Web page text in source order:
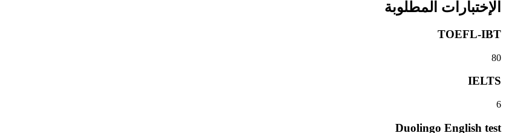
الإختبارات المطلوبة
TOEFL-IBT
80
IELTS
6
Duolingo English test